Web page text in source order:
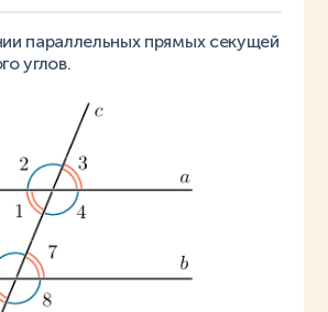
параллельных прямых секущей
углов.